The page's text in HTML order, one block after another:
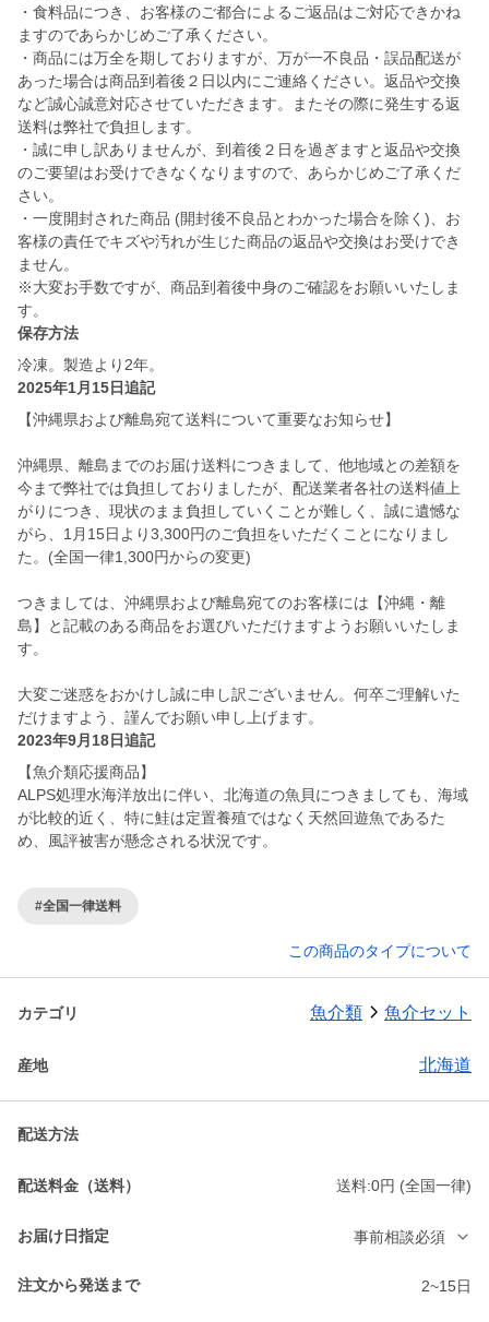
・食料品につき、お客様のご都合によるご返品はご対応できかね
ますのであらかじめご了承ください。
・商品には万全を期しておりますが、万が一不良品・誤品配送が
あった場合は商品到着後２日以内にご連絡ください。返品や交換
など誠心誠意対応させていただきます。またその際に発生する返
送料は弊社で負担します。
・誠に申し訳ありませんが、到着後２日を過ぎますと返品や交換
のご要望はお受けできなくなりますので、あらかじめご了承くだ
さい。
・一度開封された商品 (開封後不良品とわかった場合を除く)、お
客様の責任でキズや汚れが生じた商品の返品や交換はお受けでき
ません。
※大変お手数ですが、商品到着後中身のご確認をお願いいたしま
す。
保存方法
冷凍。製造より2年。
2025年1月15日追記
【沖縄県および離島宛て送料について重要なお知らせ】
沖縄県、離島までのお届け送料につきまして、他地域との差額を
今まで弊社では負担しておりましたが、配送業者各社の送料値上
がりにつき、現状のまま負担していくことが難しく、誠に遺憾な
がら、1月15日より3,300円のご負担をいただくことになりまし
た。(全国一律1,300円からの変更)
つきましては、沖縄県および離島宛てのお客様には【沖縄・離
島】と記載のある商品をお選びいただけますようお願いいたしま
す。
大変ご迷惑をおかけし誠に申し訳ございません。何卒ご理解いた
だけますよう、謹んでお願い申し上げます。
2023年9月18日追記
【魚介類応援商品】
ALPS処理水海洋放出に伴い、北海道の魚貝につきましても、海域
が比較的近く、特に鮭は定置養殖ではなく天然回遊魚であるた
め、風評被害が懸念される状況です。
#全国一律送料
この商品のタイプについて
カテゴリ 魚介類 魚介セット
産地 北海道
配送方法
配送料金（送料） 送料:0円 (全国一律)
お届け日指定 事前相談必須
注文から発送まで 2~15日